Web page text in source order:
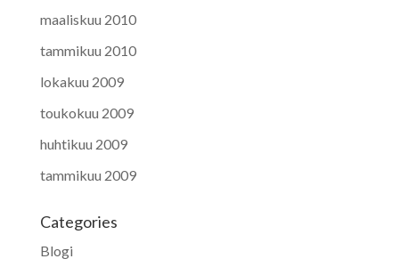
maaliskuu 2010
tammikuu 2010
lokakuu 2009
toukokuu 2009
huhtikuu 2009
tammikuu 2009
Categories
Blogi